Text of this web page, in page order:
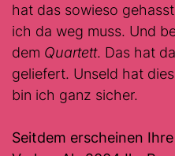
hat das sowieso
ich da weg muss. Und
dem Quartett. Das hat
geliefert. Unseld hat
bin ich ganz sicher.
Seitdem erscheinen